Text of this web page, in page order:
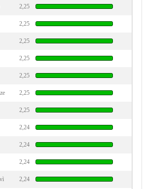
2,25
2,25
2,25
2,25
2,25
2,25
2,25
2,24
2,24
2,24
2,24